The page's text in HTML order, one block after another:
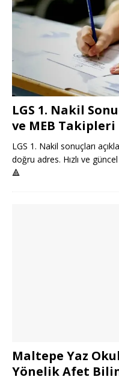
LGS 1. Nakil
ve MEB Takipleri
LGS 1. Nakil sonuçları
doğru adres. Hızlı ve güncel
🔺
Maltepe Yaz
Yönelik Afet